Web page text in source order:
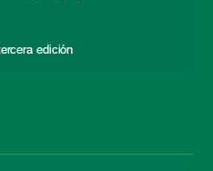
edición